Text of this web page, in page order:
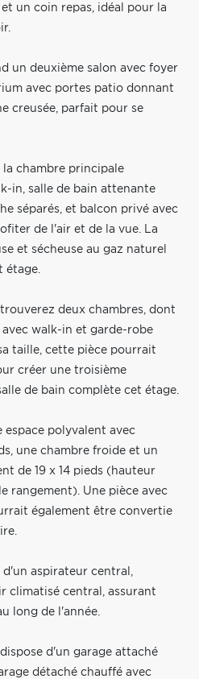
un coin repas, idéal pour la
un deuxième salon avec foyer
avec portes patio donnant
creusée, parfait pour se
la chambre principale
in, salle de bain attenante
séparés, et balcon privé avec
de l'air et de la vue. La
et sécheuse au gaz naturel
étage.
deux chambres, dont
walk-in et garde-robe
taille, cette pièce pourrait
créer une troisième
de bain complète cet étage.
espace polyvalent avec
une chambre froide et un
de 19 x 14 pieds (hauteur
rangement). Une pièce avec
également être convertie
d'un aspirateur central,
climatisé central, assurant
long de l'année.
d'un garage attaché
détaché chauffé avec